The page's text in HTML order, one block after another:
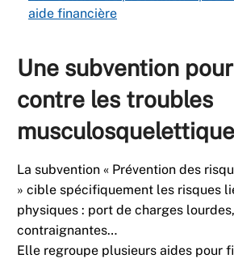
aide financière
Une subvention
contre les troubles
La subvention « Prévention des
» cible spécifiquement les risques
physiques : port de charges
contraignantes…
Elle regroupe plusieurs aides pour